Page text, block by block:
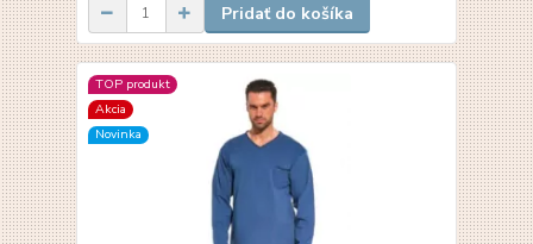
Pridať do košíka
TOP produkt
Akcia
Novinka